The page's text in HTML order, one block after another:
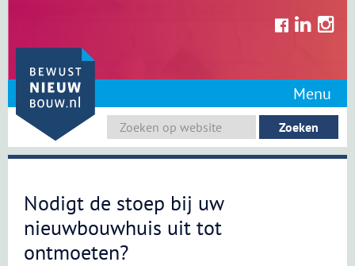
content
Menu
Nodigt de stoep bij uw
nieuwbouwhuis uit tot
ontmoeten?